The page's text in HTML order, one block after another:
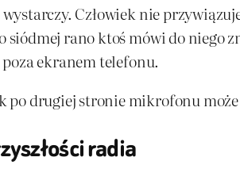
Człowiek nie
siódmej rano ktoś mówi do niego
poza ekranem telefonu.
drugiej stronie mikrofonu
radia